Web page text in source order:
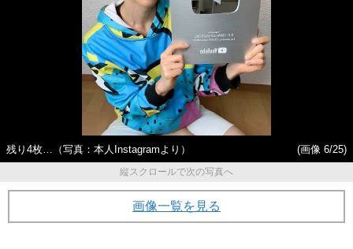
残り4枚…（写真：本人Instagramより）
(画像 6/25)
縦スクロールで次の写真へ
画像一覧を見る